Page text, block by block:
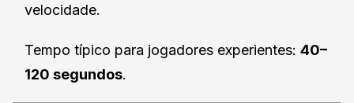
velocidade.
Tempo típico para jogadores experientes: 40–
120 segundos.